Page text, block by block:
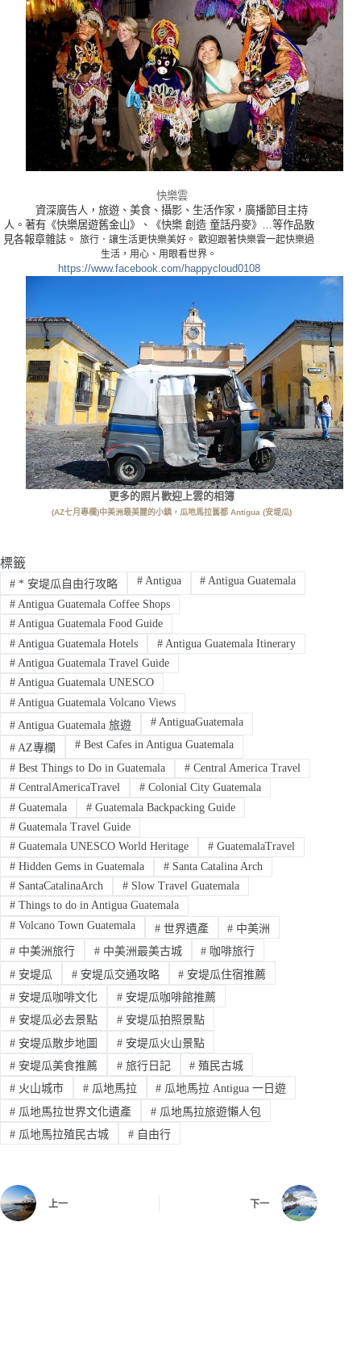
快樂雲
資深廣告人，旅遊、美食、攝影、生活作家，廣播節目主持
人。著有《快樂居遊舊金山》、《快樂 創造 童話丹麥》 …等作品散
見各報章雜誌。 旅行．讓生活更快樂美好。 歡迎跟著快樂雲一起快樂過
生活，用心、用眼看世界。
https://www.facebook.com/happycloud0108
更多的照片歡迎上雲的相簿
(AZ七月專欄)中美洲最美麗的小鎮，瓜地馬拉舊都 Antigua (安堤瓜)
標籤
#* 安堤瓜自由行攻略 #Antigua # Antigua Guatemala
#Antigua Guatemala Coffee Shops
#Antigua Guatemala Food Guide
#Antigua Guatemala Hotels #Antigua Guatemala Itinerary
#Antigua Guatemala Travel Guide
#Antigua Guatemala UNESCO
#Antigua Guatemala Volcano Views
#Antigua Guatemala 旅遊 #AntiguaGuatemala
#AZ專欄 #Best Cafes in Antigua Guatemala
#Best Things to Do in Guatemala #Central America Travel
#CentralAmericaTravel #Colonial City Guatemala
#Guatemala #Guatemala Backpacking Guide
#Guatemala Travel Guide
#Guatemala UNESCO World Heritage #GuatemalaTravel
#Hidden Gems in Guatemala #Santa Catalina Arch
#SantaCatalinaArch #Slow Travel Guatemala
#Things to do in Antigua Guatemala
#Volcano Town Guatemala #世界遺產 # 中美洲
#中美洲旅行 #中美洲最美古城 # 咖啡旅行
#安堤瓜 #安堤瓜交通攻略 # 安堤瓜住宿推薦
#安堤瓜咖啡文化 #安堤瓜咖啡館推薦
#安堤瓜必去景點 #安堤瓜拍照景點
#安堤瓜散步地圖 #安堤瓜火山景點
#安堤瓜美食推薦 #旅行日記 # 殖民古城
#火山城市 #瓜地馬拉 # 瓜地馬拉 Antigua 一日遊
#瓜地馬拉世界文化遺產 #瓜地馬拉旅遊懶人包
#瓜地馬拉殖民古城 #自由行
上一 下一